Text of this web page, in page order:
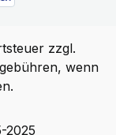
zzgl.
wenn
2025